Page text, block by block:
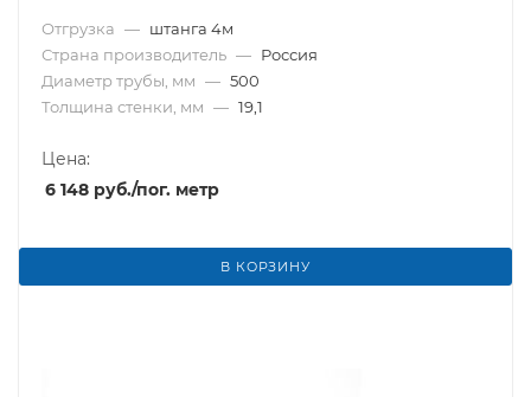
Отгрузка — штанга 4м
Страна производитель — Россия
Диаметр трубы, мм — 500
Толщина стенки, мм — 19,1
Цена:
6 148 руб./пог. метр
В КОРЗИНУ